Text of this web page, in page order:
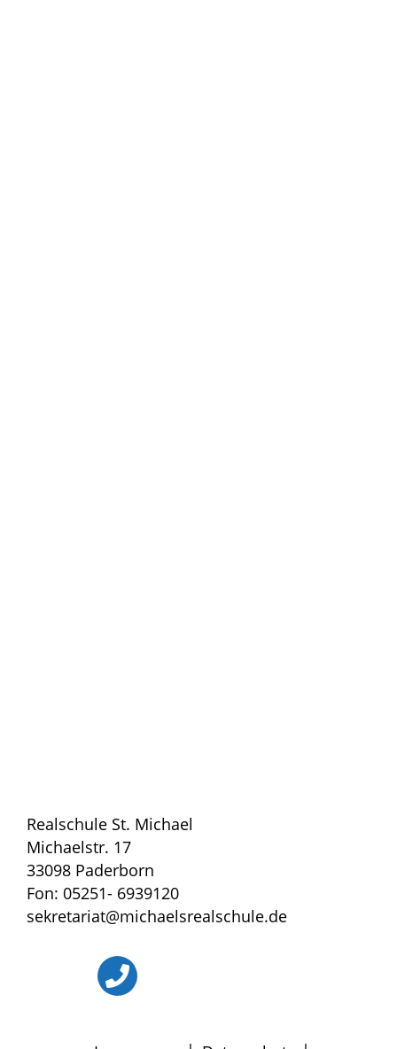
Realschule St. Michael
Michaelstr. 17
33098 Paderborn
Fon: 05251- 6939120
sekretariat@michaelsrealschule.de